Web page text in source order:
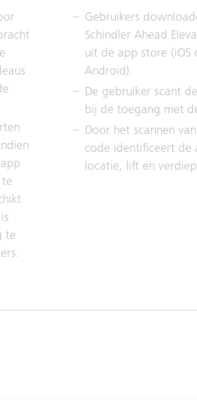
te
te
Gebruikers
Schindler Ahead
uit de app store (iOS
Android).
De gebruiker scant
bij de toegang met
Door het scannen
code identificeert de
locatie, lift en